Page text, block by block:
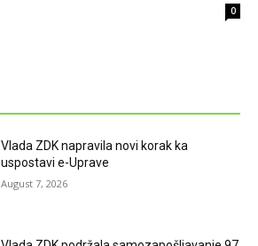
0
Vlada ZDK napravila novi korak ka
uspostavi e-Uprave
August 7, 2026